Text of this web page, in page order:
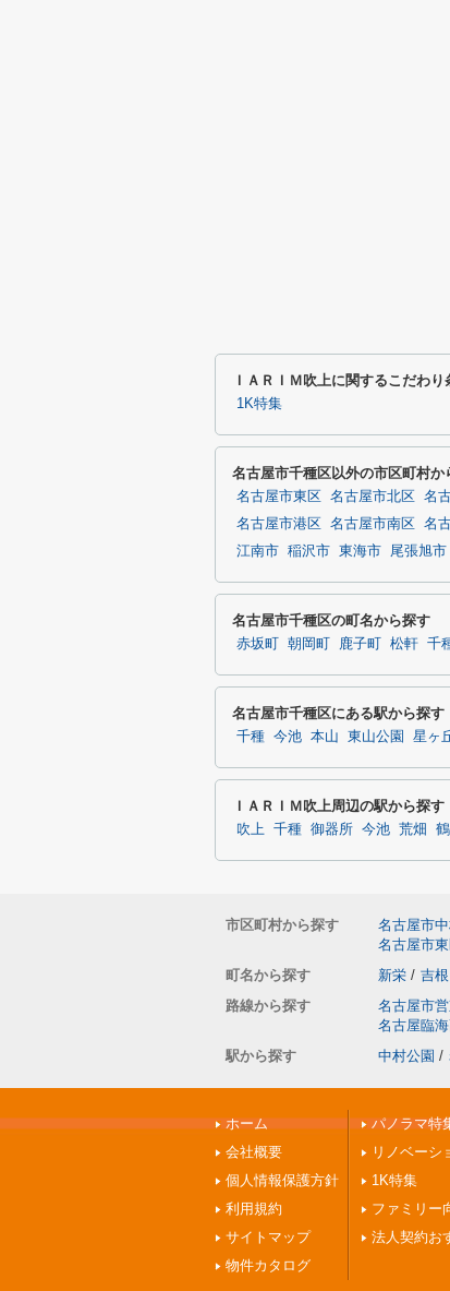
ＩＡＲＩＭ吹上に関するこだわ
1K特集
名古屋市千種区以外の市区町村か
名古屋市東区 名古屋市北区 名
名古屋市港区
名古屋市南区 名
江南市 稲沢市 東海市 尾張旭市
名古屋市千種区の町名から探す
赤坂町 朝岡町 鹿子町 松軒 千
名古屋市千種区にある駅から探す
千種 今池 本山 東山公園 星ヶ
ＩＡＲＩＭ吹上周辺の駅から探す
吹上 千種 御器所 今池 荒畑
市区町村から探す 名古屋市
名古屋市
町名から探す
新栄 / 吉根
路線から探す
名古屋市
名古屋臨
駅から探す
中村公園 /
ホーム
会社概要
個人情報保護方針
利用規約
サイトマップ
物件カタログ
パノラマ特
リノベーシ
1K特集
ファミリー
法人契約お